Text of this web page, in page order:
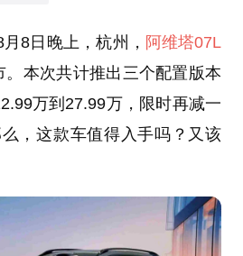
8日晚上，杭州， 阿维塔07L
。本次共计推出三个配置版本
万到27.99万，限时再减一
，这款车值得入手吗？又该